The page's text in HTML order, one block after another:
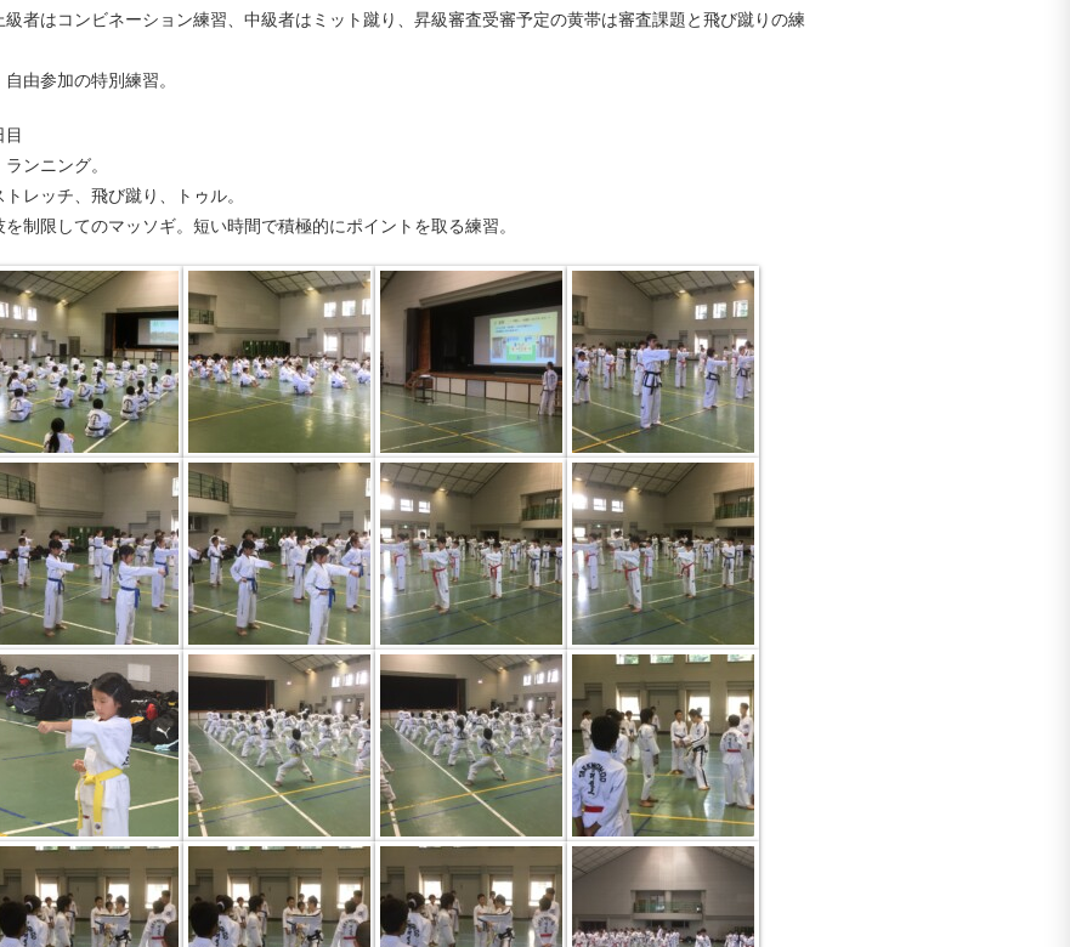
級者はコンビネーション練習、中級者はミット蹴り、昇級審査受審予定の黄帯は審査課題と飛び蹴りの練
自由参加の特別練習。
目
ンニング。
レッチ、飛び蹴り、トゥル。
を制限してのマッソギ。短い時間で積極的にポイントを取る練習。